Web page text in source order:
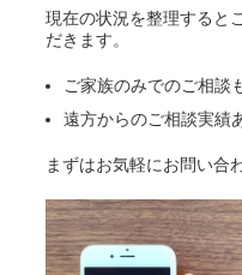
現在の状況を整理すると
だきます。
ご家族のみでのご相談
遠方からのご相談実績
まずはお気軽にお問い合